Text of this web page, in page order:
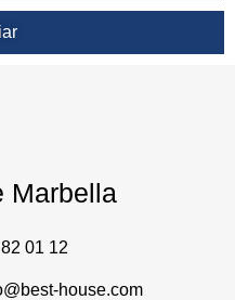
Marbella
01 12
house.com